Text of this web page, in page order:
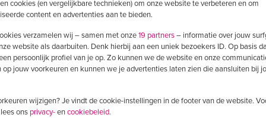
cookies (en vergelijkbare technieken) om onze website te verbeteren en om
content en advertenties aan te bieden.
verzamelen wij – samen met onze19 partners– informatie over jouw
website als daarbuiten. Denk hierbij aan een uniek bezoekers ID. Op basis
persoonlijk profiel van je op. Zo kunnen we de website en onze
jouw voorkeuren en kunnen we je advertenties laten zien die aansluiten bij
wijzigen? Je vindt de cookie-instellingen in de footer van de website.
ons privacy-encookiebeleid.
momenten geraadpleegd: in tools waarin
AI content samenvat, en straks in agentic
nemen. Als je merk niet in die antwoorden zit,
hiervoor ontstaat heet Generative Engine
maar een essentiële uitbreiding ervan. We
dat nu urgent is, en wat je er concreet aan kunt